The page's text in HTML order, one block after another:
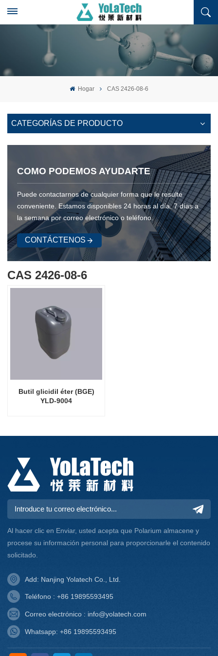
Hogar CAS 2426-08-6
CATEGORÍAS DE PRODUCTO
COMO PODEMOS AYUDARTE
Puede contactarnos de cualquier forma que le resulte
conveniente. Estamos disponibles 24 horas al día, 7 días a
la semana por correo electrónico o teléfono.
CONTÁCTENOS
CAS 2426-08-6
Butil glicidil éter (BGE)
YLD-9004
Al hacer clic en Enviar, usted acepta que Polarium almacene y
procese su información personal para proporcionarle el contenido
solicitado.
Add: Nanjing Yolatech Co., Ltd.
Teléfono : +86 19895593495
Correo electrónico : info@yolatech.com
Whatsapp: +86 19895593495